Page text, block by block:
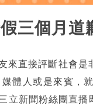
三個月道
來直接評斷社會
體人或是來賓，
立新聞粉絲團直